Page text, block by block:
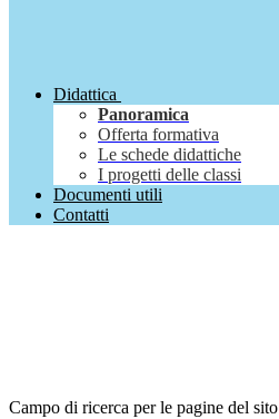
Didattica
Panoramica
Offerta formativa
Le schede didattiche
I progetti delle classi
Documenti utili
Contatti
Campo di ricerca per le pagine del sito